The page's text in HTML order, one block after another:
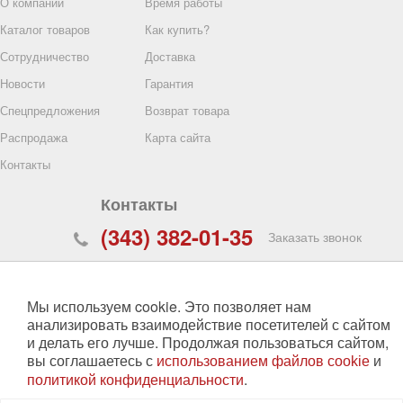
Каталог товаров
Сотрудничество
Новости
Спецпредложения
Распродажа
Контакты
Как купить?
Доставка
Гарантия
Возврат товара
Карта сайта
Контакты
(343) 382-01-35 Заказать звонок
zakaz@specopt.ru
График работы: пн-чт: 830- 1700
пт:
cб, вс:
Мы используем cookie. Это позволяет нам
анализировать взаимодействие посетителей с сайтом
и делать его лучше. Продолжая пользоваться сайтом,
вы соглашаетесь с использованием файлов cookie и
политикой конфиденциальности.